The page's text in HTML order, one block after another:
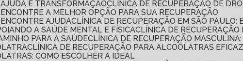
AJUDA E TRANSFORMAÇÃO
CLÍNICA DE RECUPERAÇÃO DE
A MELHOR OPÇÃO PARA SUA RECUPERAÇÃO
ENCONTRE AJUDA
CLÍNICA DE RECUPERAÇÃO EM SÃO PAULO:
A SAÚDE MENTAL E FÍSICA
CLÍNICA DE
PARA A SAÚDE
CLÍNICA DE RECUPERAÇÃO
CLÍNICA DE RECUPERAÇÃO PARA ALCOÓLATRAS EFICAZ
COMO ESCOLHER A IDEAL